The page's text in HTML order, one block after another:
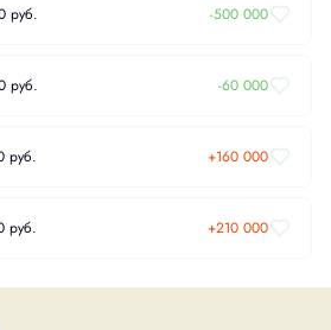
руб. -500 000
руб. -60 000
руб. +160 000
руб. +210 000